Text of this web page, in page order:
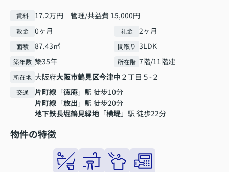
賃料 17.2万円 管理/共益費 15,000円
敷金 0ヶ月 礼金 2ヶ月
面積 87.43㎡ 間取り 3LDK
築年数 築35年 所在階 7階/11階建
所在地 大阪府大阪市鶴見区今津中 ２丁目５-２
交通 片町線 「徳庵」駅 徒歩10分
片町線 「放出 」駅 徒歩20分
地下鉄長堀鶴見緑地 「横堤」駅 徒歩22分
物件の特徴